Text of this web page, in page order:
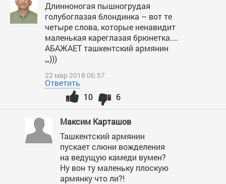
Длинноногая пышногрудая
голубоглазая блондинка – вот те
четыре слова, которые ненавидит
маленькая кареглазая брюнетка....
АБАЖАЕТ ташкентский армянин
,,,)))
22 мар 2018 06:57
Ответить
6
10
Максим Карташов
Ташкентский армянин
пускает слюни вожделения
на ведущую камеди вумен?
Ну вон ту маленьку плоскую
армянку что ли?!